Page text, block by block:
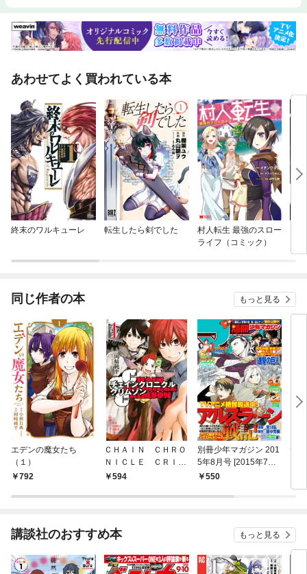
あわせてよく買われている本
終末のワルキューレ 転生したら剣でした
村人転生 最強のスロー
ライフ（コミック）
同じ作者の本 もっと見る
エデンの魔女たち
（１）
792
ＣＨＡＩＮ ＣＨＲＯ
ＮＩＣＬＥ ＣＲＩＭ
ＳＯＮ（１）
594
別冊少年マガジン 201
5年8月号 [2015年7月9
日発売]
550
デ
講談社のおすすめ本 もっと見る